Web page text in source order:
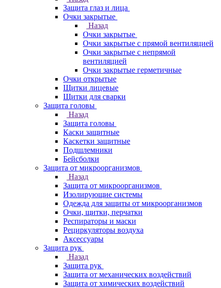
Защита глаз и лица
Очки закрытые
Назад
Очки закрытые
Очки закрытые с прямой вентиляцией
Очки закрытые с непрямой
вентиляцией
Очки закрытые герметичные
Очки открытые
Щитки лицевые
Щитки для сварки
Защита головы
Назад
Защита головы
Каски защитные
Каскетки защитные
Подшлемники
Бейсболки
Защита от микроорганизмов
Назад
Защита от микроорганизмов
Изолирующие системы
Одежда для защиты от микроорганизмов
Очки, щитки, перчатки
Респираторы и маски
Рециркуляторы воздуха
Аксессуары
Защита рук
Назад
Защита рук
Защита от механических воздействий
Защита от химических воздействий